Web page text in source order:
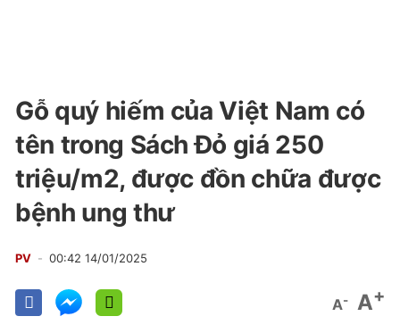
Gỗ quý hiếm của Việt Nam có
tên trong Sách Đỏ giá 250
triệu/m2, được đồn chữa được
bệnh ung thư
PV 00:42 14/01/2025
A- A+